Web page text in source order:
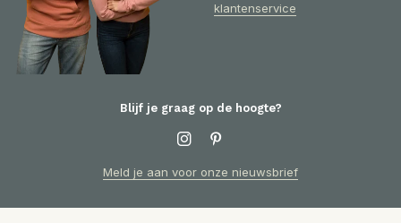
klantenservice
Blijf je graag op de hoogte?
Meld je aan voor onze nieuwsbrief